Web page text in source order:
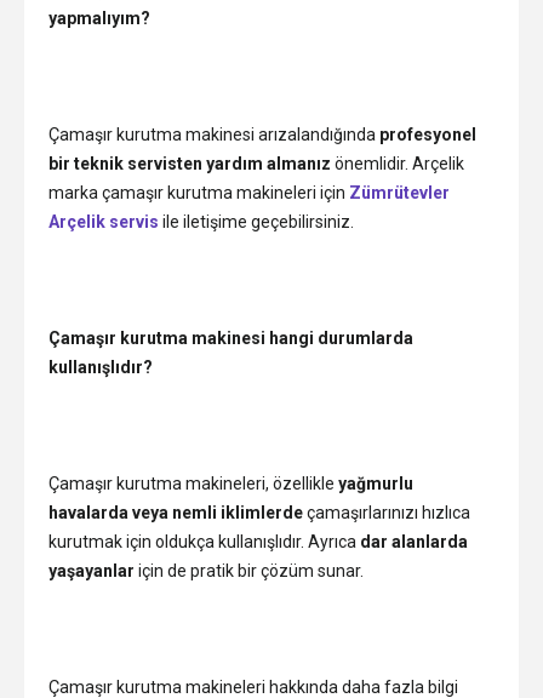
yapmalıyım?
Çamaşır kurutma makinesi arızalandığında profesyonel
bir teknik servisten yardım almanız önemlidir. Arçelik
marka çamaşır kurutma makineleri için Zümrütevler
Arçelik servis ile iletişime geçebilirsiniz.
Çamaşır kurutma makinesi hangi durumlarda
kullanışlıdır?
Çamaşır kurutma makineleri, özellikle yağmurlu
havalarda veya nemli iklimlerdeçamaşırlarınızı hızlıca
kurutmak için oldukça kullanışlıdır. Ayrıca dar alanlarda
yaşayanlar için de pratik bir çözüm sunar.
Çamaşır kurutma makineleri hakkında daha fazla bilgi